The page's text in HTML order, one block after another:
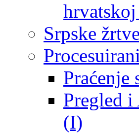
Srpske
Praćenje
Pregled
(I)